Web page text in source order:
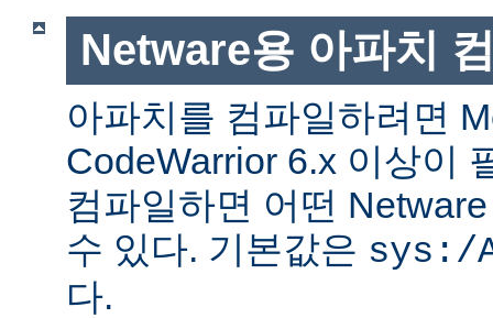
Netware용 아파치
아파치를 컴파일하려면
CodeWarrior 6.x 이상이
컴파일하면 어떤
수 있다. 기본값은 sys:/
다.